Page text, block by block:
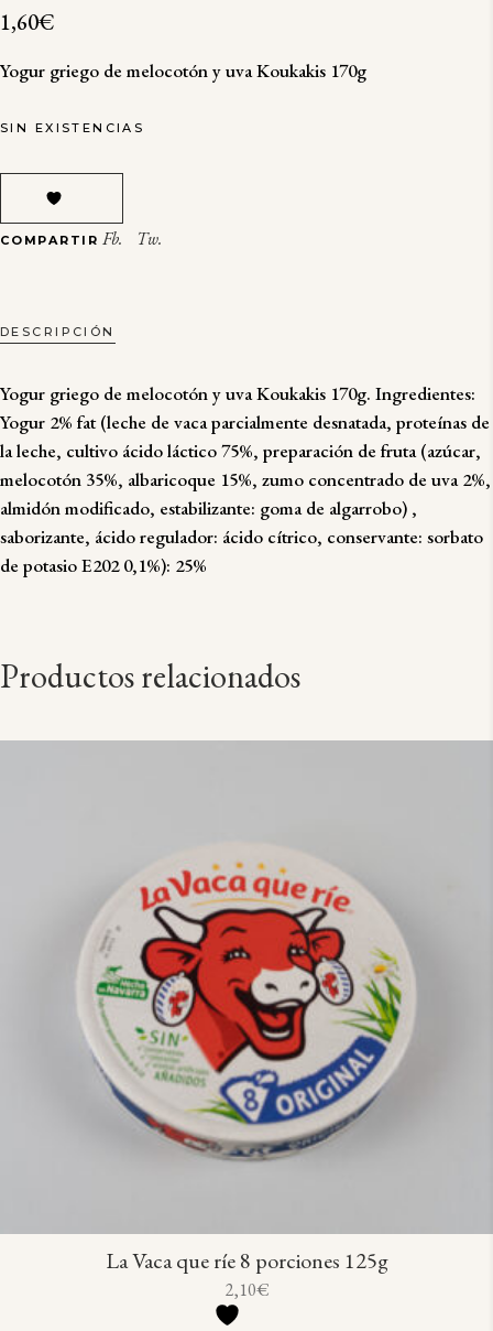
1,60€
Yogur griego de melocotón y uva Koukakis 170g
SIN EXISTENCIAS
COMPARTIR Fb. Tw.
DESCRIPCIÓN
Yogur griego de melocotón y uva Koukakis 170g. Ingredientes:
Yogur 2% fat (leche de vaca parcialmente desnatada, proteínas de
la leche, cultivo ácido láctico 75%, preparación de fruta (azúcar,
melocotón 35%, albaricoque 15%, zumo concentrado de uva 2%,
almidón modificado, estabilizante: goma de algarrobo) ,
saborizante, ácido regulador: ácido cítrico, conservante: sorbato
de potasio E202 0,1%): 25%
Productos relacionados
La Vaca que ríe 8 porciones 125g
2,10€